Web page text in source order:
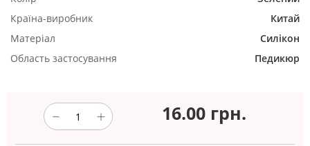
Країна-виробник
Китай
Матеріал
Силікон
Область застосування
Педикюр
16.00 грн.